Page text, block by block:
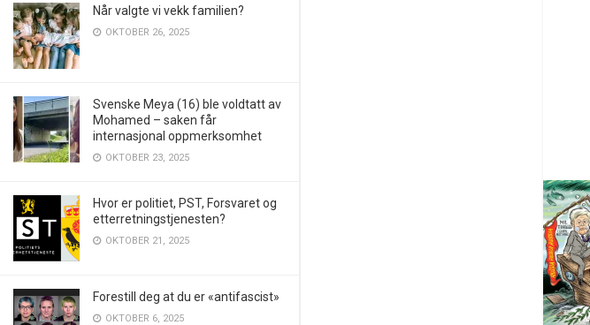
Når valgte vi vekk familien?
OKTOBER 26, 2025
Svenske Meya (16) ble voldtatt av
Mohamed – saken får
internasjonal oppmerksomhet
OKTOBER 23, 2025
Hvor er politiet, PST, Forsvaret og
etterretningstjenesten?
OKTOBER 21, 2025
Forestill deg at du er «antifascist»
OKTOBER 6, 2025